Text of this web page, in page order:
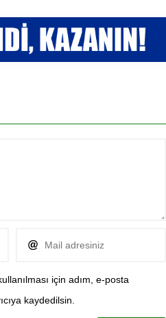
için adım, e-posta
kaydedilsin.